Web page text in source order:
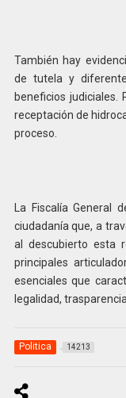
También hay
de tutela y
beneficios
receptación de
proceso.
La Fiscalía General
ciudadanía que, a
al descubierto esta
principales
esenciales que
legalidad,
Politica 14213